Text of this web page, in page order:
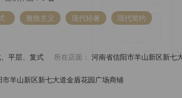
雅致主义 现代轻奢 现代简约
平层、复式 所在店面： 河南省信阳市羊山新区新七
市羊山新区新七大道金盾花园广场商铺